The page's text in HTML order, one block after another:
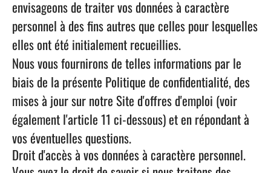
envisageons de traiter vos données à caractère
personnel à des fins autres que celles pour lesquelles
elles ont été initialement recueillies.
Nous vous fournirons de telles informations par le
biais de la présente Politique de confidentialité, des
mises à jour sur notre Site d'offres d'emploi (voir
également l'article 11 ci-dessous) et en répondant à
vos éventuelles questions.
Droit d'accès à vos données à caractère personnel.